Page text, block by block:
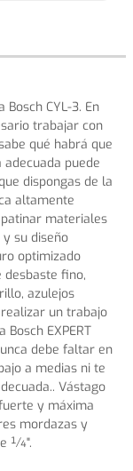
CYL-3. En
trabajar con
qué habrá que
puede
dispongas de la
altamente
materiales
su diseño
optimizado
desbaste fino,
azulejos
un trabajo
EXPERT
debe faltar en
a medias ni te
Vástago
y máxima
mordazas y
¼".